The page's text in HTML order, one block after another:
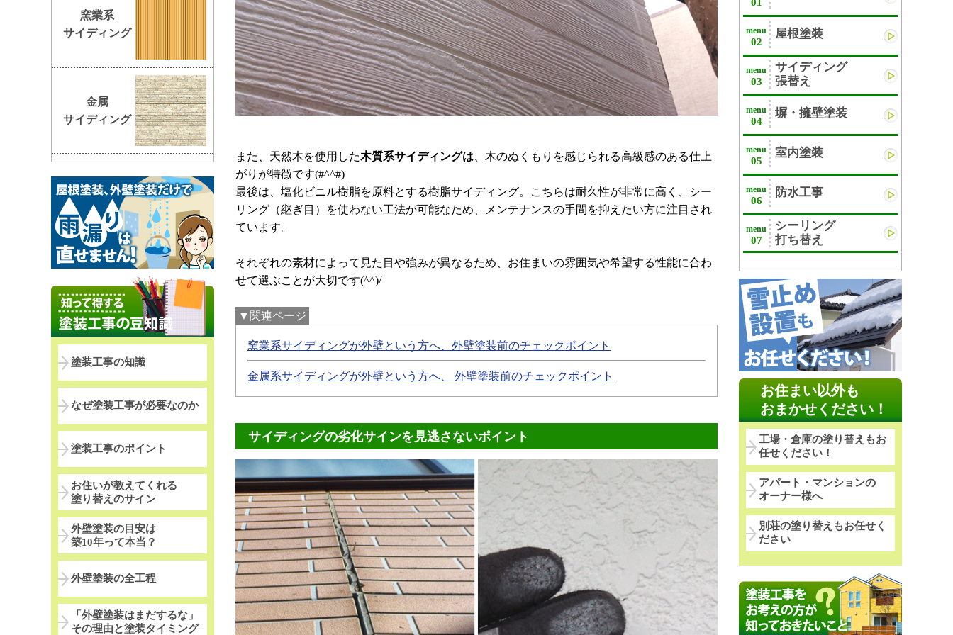
また、天然木を使用した木質系サイディングは 、木のぬくもりを感じられる高級感のある仕上
がりが特徴です(#^^#)
最後は、塩化ビニル樹脂を原料とする樹脂サイディング。こちらは耐久性が非常に高く、シー
リング（継ぎ目）を使わない工法が可能なため、メンテナンスの手間を抑えたい方に注目され
ています。
それぞれの素材によって見た目や強みが異なるため、お住まいの雰囲気や希望する性能に合わ
せて選ぶことが大切です(^^)/
▼関連ページ
窯業系サイディングが外壁という方へ、外壁塗装前のチェックポイント
金属系サイディングが外壁という方へ、 外壁塗装前のチェックポイント
サイディングの劣化サインを見逃さないポイント
menu
02
屋根塗装
menu
03
サイディング
張替え
menu
04
塀・擁壁塗装
menu
05
室内塗装
menu
06
防水工事
menu
07
シーリング
打ち替え
お住まい以外も
おまかせください！
工場・倉庫の塗り替えもお
任せください！
アパート・マンションの
オーナー様へ
別荘の塗り替えもお任せく
ださい
窯業系
サイディング
金属
サイディング
塗装工事の知識
なぜ塗装工事が必要なのか
塗装工事のポイント
お住いが教えてくれる
塗り替えのサイン
外壁塗装の目安は
築10年って本当？
外壁塗装の全工程
「外壁塗装はまだするな」
その理由と塗装タイミング